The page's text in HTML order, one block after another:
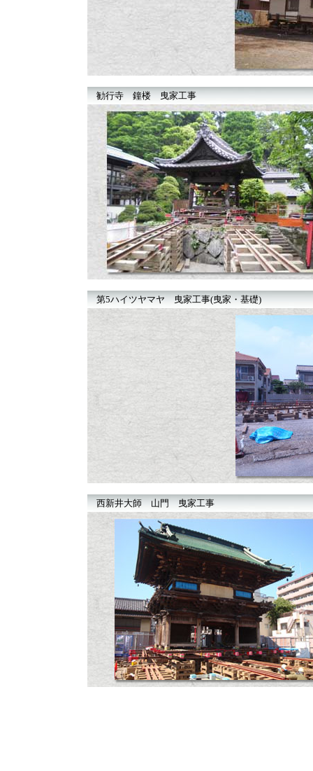
勧行寺 鐘楼 曳家工事
第5ハイツヤマヤ 曳家工事(曳家・基礎)
西新井大師 山門 曳家工事